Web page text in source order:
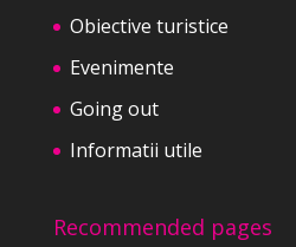
Obiective turistice
Evenimente
Going out
Informatii utile
Recommended pages